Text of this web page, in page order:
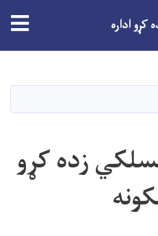
اداره
زده کړو